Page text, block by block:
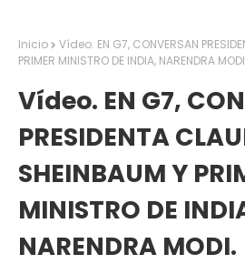
Inicio
Vídeo. EN G7, CONVERSAN
PRIMER MINISTRO DE INDIA, NARENDRA
Vídeo. EN G7,
PRESIDENTA
SHEINBAUM Y
MINISTRO DE
NARENDRA MODI.